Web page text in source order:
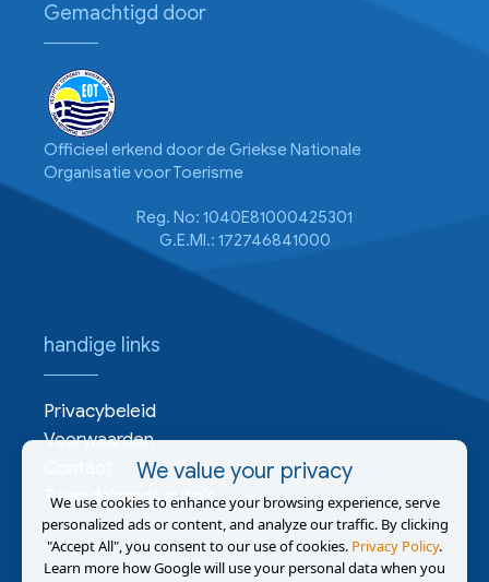
Gemachtigd door
Officieel erkend door de Griekse Nationale
Organisatie voor Toerisme
Reg. No: 1040E81000425301
G.E.MI.: 172746841000
handige links
Privacybeleid
Voorwaarden
Tweedehands auto’s
We value your privacy
We use cookies to enhance your browsing experience, serve
personalized ads or content, and analyze our traffic. By clicking
"Accept All", you consent to our use of cookies. Privacy Policy.
Learn more how Google will use your personal data when you